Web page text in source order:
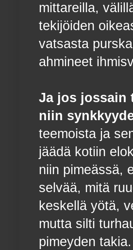
mittareilla,
tekijöiden
vatsasta
ahmineet
Ja jos jossain
niin
teemoista ja
jäädä kotiin
niin pimeässä,
selvää, mitä
keskellä yötä,
mutta silti
pimeyden